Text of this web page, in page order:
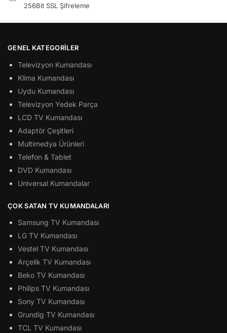
256Bit SSL Şifreleme
GENEL KATEGORILER
Televizyon Kumandası
Klima Kumandası
Uydu Kumandası
Televizyon Yedek Parça
LCD TV Kumandası
Adaptör Çeşitleri
Multimedya Ürünleri
Telefon & Tablet
DVD Kumandası
Universal Kumandalar
ÇOK SATAN TV KUMANDALARI
Samsung TV Kumandası
LG TV Kumandası
Vestel TV Kumandası
Arçelik TV Kumandası
Beko TV Kumandası
Philips TV Kumandası
Sony TV Kumandası
Grundig TV Kumandası
TCL TV Kumandası